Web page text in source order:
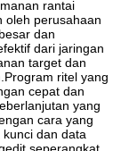
rantai
oleh perusahaan
dan
dari jaringan
target dan
ritel yang
cepat dan
yang
cara yang
dan data